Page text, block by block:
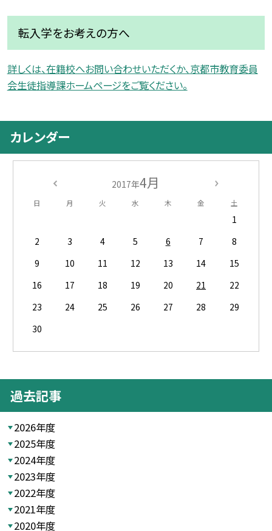
転入学をお考えの方へ
詳しくは、在籍校へお問い合わせいただくか、京都市教育委員
会生徒指導課ホームページをご覧ください。
カレンダー
2017年4月
日 月 火 水 木 金 土
1
2
3 4 5 6 7
8
9
10 11 12 13 14
15
16
17 18 19 20 21
22
23
24 25 26 27 28
29
30
過去記事
2026年度
2025年度
2024年度
2023年度
2022年度
2021年度
2020年度